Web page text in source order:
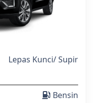
Lepas Kunci/Supir
Bensin